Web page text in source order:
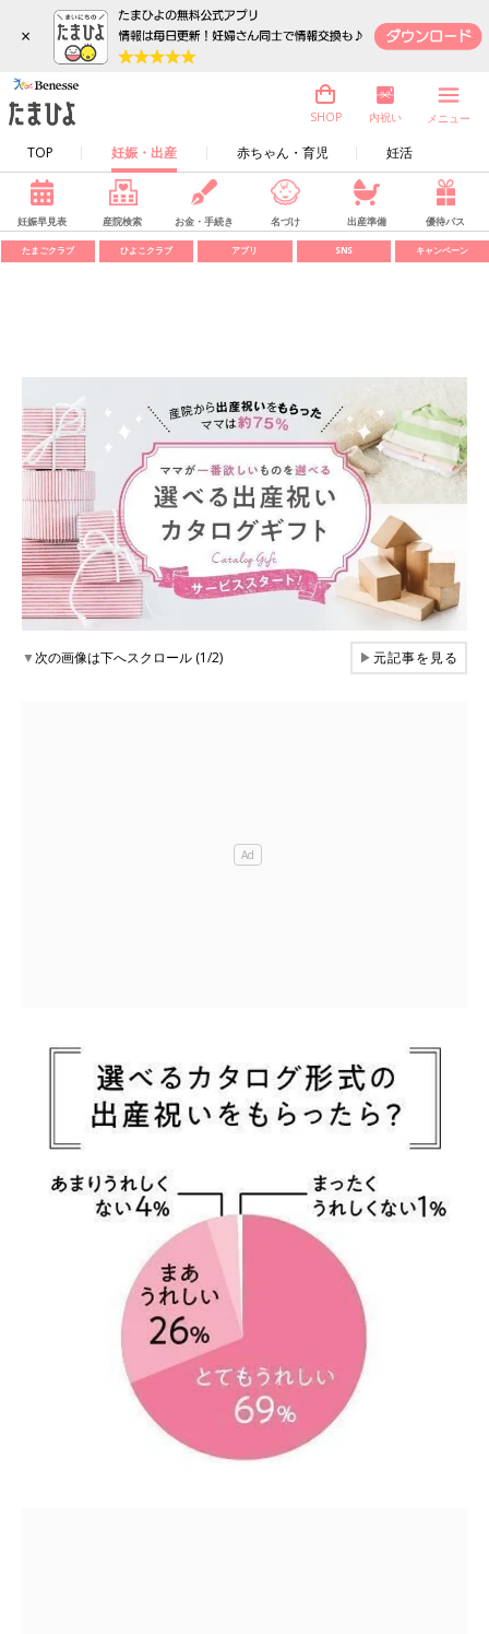
×
TOP 妊娠・出産 赤ちゃん・育児 妊活
SHOP 内祝い メニュー
妊娠早見表 産院検索 お金・手続き 名づけ 出産準備 優待パス
たまごクラブ ひよこクラブ アプリ SNS キャンペーン
▼次の画像は下へスクロール (1/2) ▶元記事を見る